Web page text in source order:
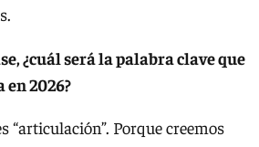
¿cuál será la palabra clave que
2026?
“articulación”. Porque creemos